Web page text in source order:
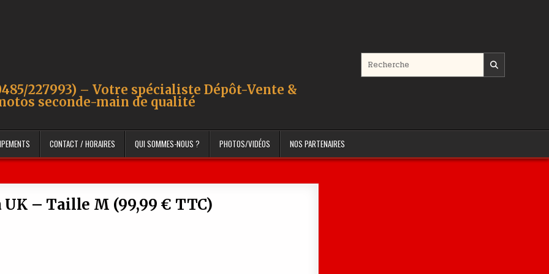
227993) – Votre spécialiste Dépôt-Vente &
seconde-main de qualité
CONTACT / HORAIRES QUI SOMMES-NOUS ? PHOTOS/VIDÉOS NOS PARTENAIRES
UK – Taille M (99,99 € TTC)